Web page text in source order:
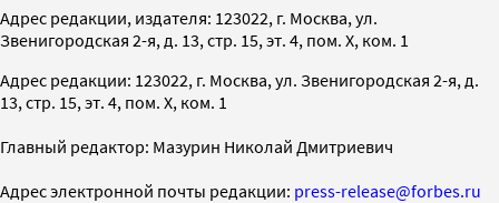
Адрес редакции, издателя: 123022, г. Москва, ул.
Звенигородская 2-я, д. 13, стр. 15, эт. 4, пом. X, ком. 1
Адрес редакции: 123022, г. Москва, ул. Звенигородская 2-я, д.
13, стр. 15, эт. 4, пом. X, ком. 1
Главный редактор: Мазурин Николай Дмитриевич
Адрес электронной почты редакции: press-release@forbes.ru